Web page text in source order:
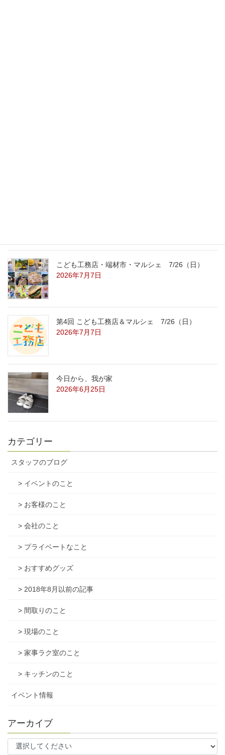
こども工務店・端材市・マルシェ 7/26（日）
2026年7月7日
第4回 こども工務店＆マルシェ 7/26（日）
2026年7月7日
今日から、我が家
2026年6月25日
カテゴリー
スタッフのブログ
> イベントのこと
> お客様のこと
> 会社のこと
> プライベートなこと
> おすすめグッズ
> 2018年8月以前の記事
> 間取りのこと
> 現場のこと
> 家事ラク室のこと
> キッチンのこと
イベント情報
アーカイブ